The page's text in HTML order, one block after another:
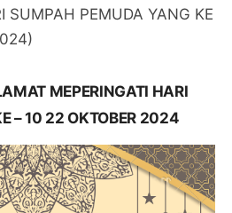
SUMPAH PEMUDA YANG KE
MEPERINGATI HARI
– 10 22 OKTOBER 2024